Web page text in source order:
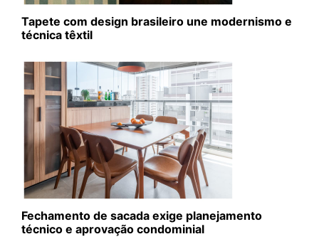
Tapete com design brasileiro une modernismo e
técnica têxtil
Fechamento de sacada exige planejamento
técnico e aprovação condominial